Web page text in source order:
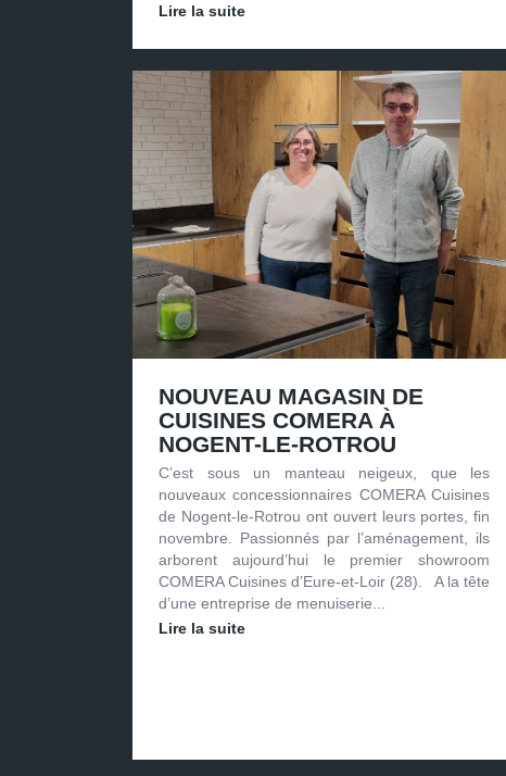
Lire la suite
NOUVEAU MAGASIN DE
CUISINES COMERA À
NOGENT-LE-ROTROU
C’est sous un manteau neigeux, que les
nouveaux concessionnaires COMERA Cuisines
de Nogent-le-Rotrou ont ouvert leurs portes, fin
novembre. Passionnés par l’aménagement, ils
arborent aujourd’hui le premier showroom
COMERA Cuisines d’Eure-et-Loir (28). A la tête
d’une entreprise de menuiserie...
Lire la suite